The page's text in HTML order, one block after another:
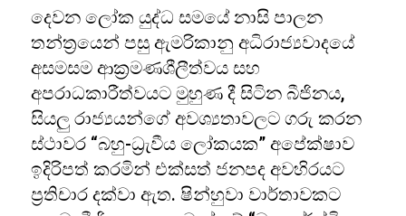
දෙවන ලෝක යුද්ධ සමයේ නාසි පාලන
තන්ත්‍රයෙන් පසු ඇමරිකානු අධිරාජ්‍යවාදයේ
අසමසම ආක්‍රමණශීලීත්වය සහ
අපරාධකාරීත්වයට මුහුණ දී සිටින බීජිනය,
සියලු රාජ්‍යයන්ගේ අවශ්‍යතාවලට ගරු කරන
ස්ථාවර “බහු-ධ්‍රැවීය ලෝකයක” අපේක්ෂාව
ඉදිරිපත් කරමින් එක්සත් ජනපද අවහිරයට
ප්‍රතිචාර දක්වා ඇත. ෂින්හුවා වාර්තාවකට